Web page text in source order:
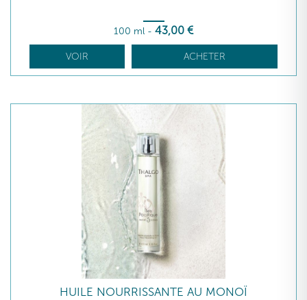
100 ml - 43,00 €
VOIR ACHETER
HUILE NOURRISSANTE AU MONOÏ